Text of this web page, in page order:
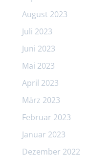
August 2023
Juli 2023
Juni 2023
Mai 2023
April 2023
März 2023
Februar 2023
Januar 2023
Dezember 2022